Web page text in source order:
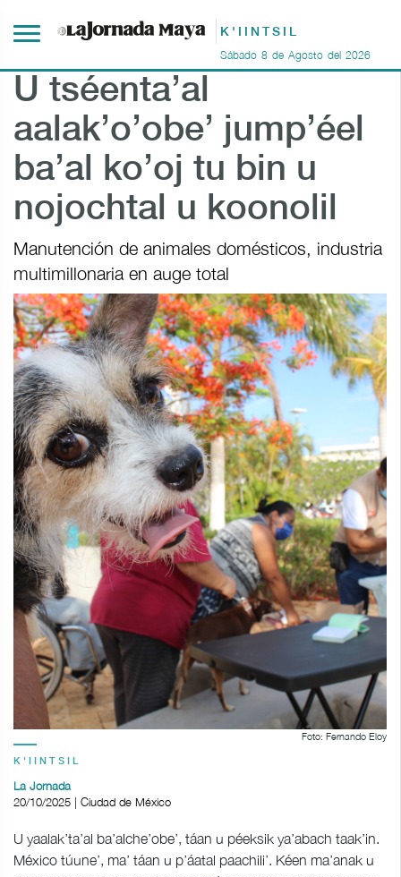
K'IINTSIL
Sábado 8 de Agosto del 2026
U tséenta’al
aalak’o’obe’ jump’éel
ba’al ko’oj tu bin u
nojochtal u koonolil
Manutención de animales domésticos, industria
multimillonaria en auge total
Foto: Fernando Eloy
K'IINTSIL
La Jornada
20/10/2025 | Ciudad de México
U yaalak’ta’al ba’alche’obe’, táan u péeksik ya’abach taak’in.
México túune’, ma’ táan u p’áatal paachili’. Kéen ma’anak u